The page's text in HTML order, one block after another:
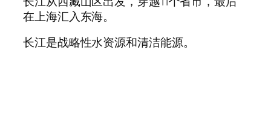
在上海汇入东海。
长江是战略性水资源和清洁能源。